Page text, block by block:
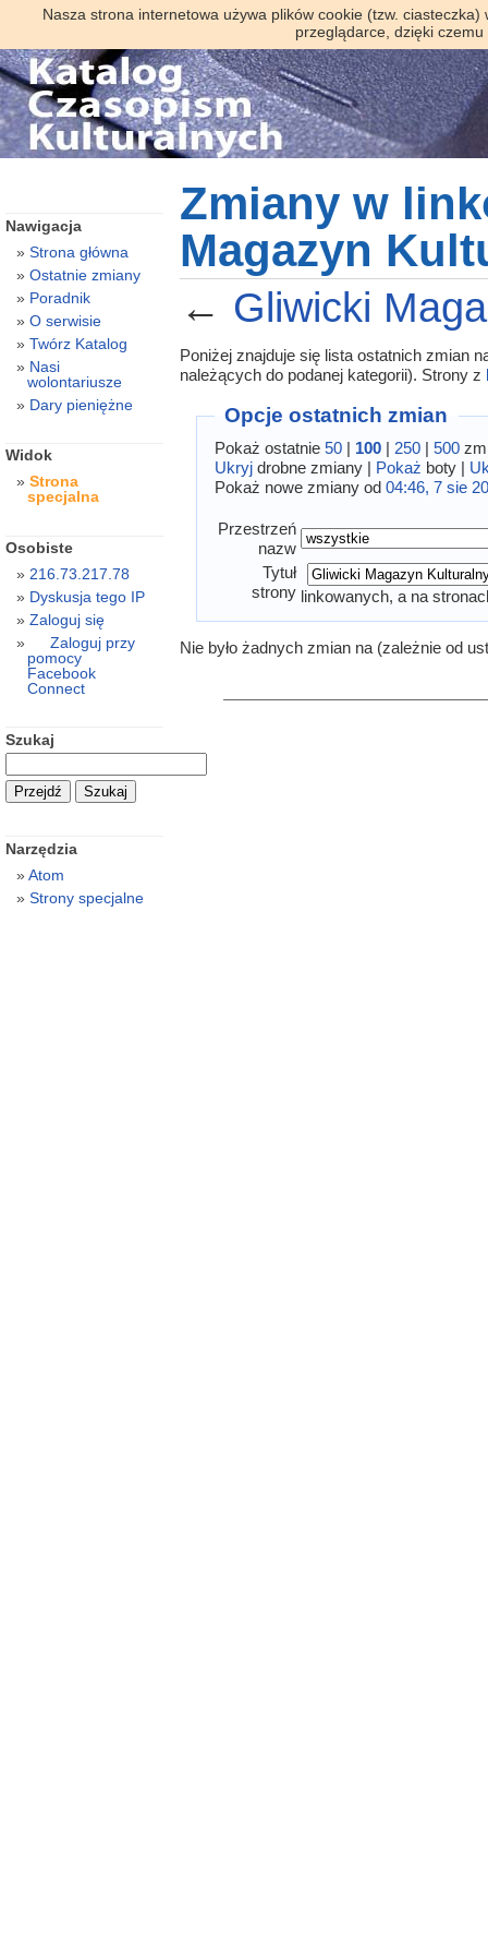
Nasza strona internetowa używa plików cookie (tzw.
przeglądarce, dzięki
Zmiany w
Magazyn
← Gliwicki
Poniżej znajduje się lista ostatnich zmian
należących do podanej kategorii). Strony z
Opcje ostatnich zmian
Pokaż ostatnie 50| 100| 250| 500
Ukryjdrobne zmiany | Pokaż boty |
Pokaż nowe zmiany od 04:46, 7 sie
Przestrzeń
nazw
Tytuł
strony linkowanych, a na
Nie było żadnych zmian na (zależnie od
Nawigacja
Strona główna
Ostatnie zmiany
Poradnik
O serwisie
Twórz Katalog
Nasi
wolontariusze
Dary pieniężne
Widok
Strona
specjalna
Osobiste
216.73.217.78
Dyskusja tego IP
Zaloguj się
Zaloguj przy
pomocy
Facebook
Connect
Szukaj
Narzędzia
Atom
Strony specjalne